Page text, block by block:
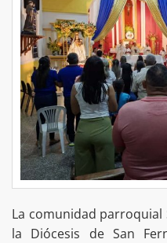
La comunidad parroquial
la Diócesis de San